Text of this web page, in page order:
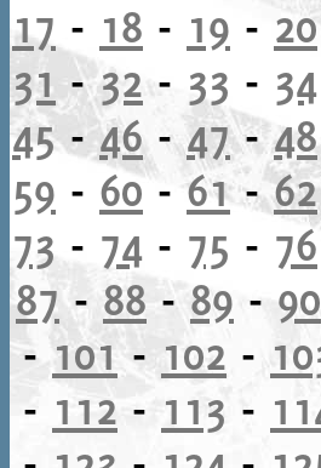
17 - 18 - 19 - 20
31 -32- 33 - 34
45-46-47-48
59 - 60- 61-62
73 - 74 - 75 - 76
87 -88-89 - 90
-101- 102 -
- 112 - 113 -